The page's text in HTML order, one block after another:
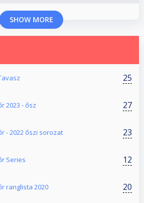
SHOW MORE
25
2023 - ősz 27
- 2022 őszi sorozat 23
Series 12
ranglista 2020 20